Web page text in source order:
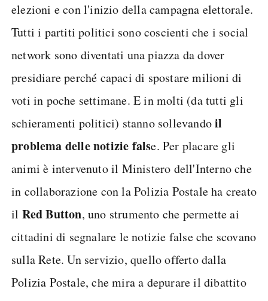
elezioni e con l'inizio della campagna elettorale.
Tutti i partiti politici sono coscienti che i social
network sono diventati una piazza da dover
presidiare perché capaci di spostare milioni di
voti in poche settimane. E in molti (da tutti gli
schieramenti politici) stanno sollevandoil
problema delle notizie false. Per placare gli
animi è intervenuto il Ministero dell'Interno che
in collaborazione con la Polizia Postale ha creato
il Red Button, uno strumento che permette ai
cittadini di segnalare le notizie false che scovano
sulla Rete. Un servizio, quello offerto dalla
Polizia Postale, che mira a depurare il dibattito